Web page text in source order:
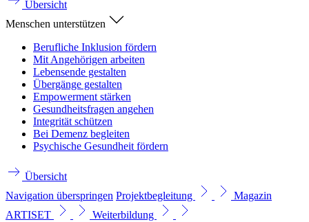
Übersicht
Menschen unterstützen
Berufliche Inklusion fördern
Mit Angehörigen arbeiten
Lebensende gestalten
Übergänge gestalten
Empowerment stärken
Gesundheitsfragen angehen
Integrität schützen
Bei Demenz begleiten
Psychische Gesundheit fördern
Übersicht
Navigation überspringen Projektbegleitung
Magazin
ARTISET
Weiterbildung